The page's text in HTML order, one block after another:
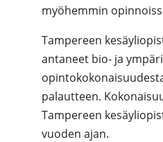
myöhemmin
Tampereen
antaneet bio- ja
palautteen.
Tampereen
vuoden ajan.